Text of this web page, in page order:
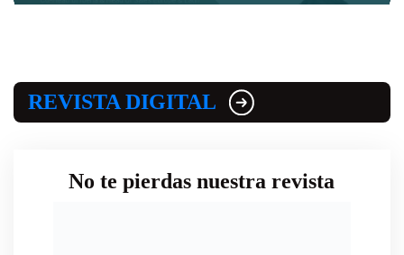
REVISTA DIGITAL
No te pierdas nuestra revista